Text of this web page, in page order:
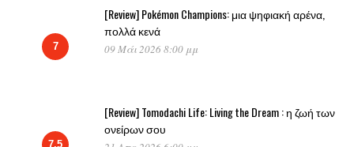
7
[Review] Pokémon Champions: μια ψηφιακή αρένα,
πολλά κενά
09 Μάι 2026 8:00 μμ
7.5
[Review] Tomodachi Life: Living the Dream : η ζωή των
ονείρων σου